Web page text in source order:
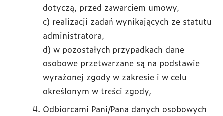
dotyczą, przed zawarciem umowy,
c) realizacji zadań wynikających ze statutu
administratora,
d) w pozostałych przypadkach dane
osobowe przetwarzane są na podstawie
wyrażonej zgody w zakresie i w celu
określonym w treści zgody,
Odbiorcami Pani/Pana danych osobowych